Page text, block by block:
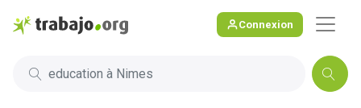
Connexion
education à Nimes